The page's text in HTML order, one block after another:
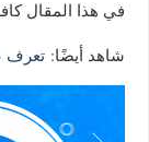
في هذا المقال
شاهد أيضًا:تعرف